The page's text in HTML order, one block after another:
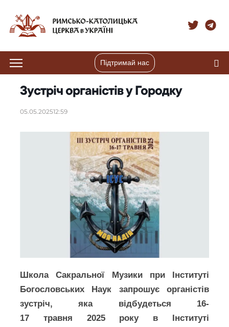
Підтримай нас
Зустріч органістів у Городку
05.05.202512:59
Школа Сакральної Музики при Інституті
Богословських Наук запрошує органістів
зустріч, яка відбудеться 16-
17 травня 2025 року в Інституті